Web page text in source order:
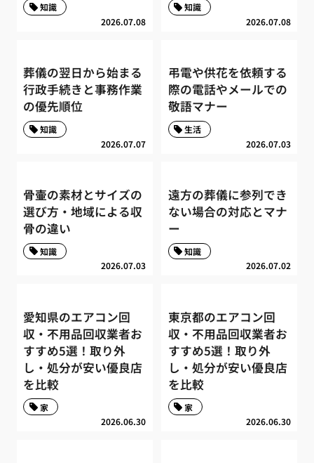
2026.07.08
知識
2026.07.08
知識
葬儀の翌日から始まる
行政手続きと事務作業
の優先順位
2026.07.07
知識
弔電や供花を依頼する
際の電話やメールでの
敬語マナー
2026.07.03
生活
骨壷の素材とサイズの
選び方・地域による収
骨の違い
2026.07.03
知識
遠方の葬儀に参列でき
ない場合の対応とマナ
ー
2026.07.02
知識
愛知県のエアコン回
収・不用品回収業者お
すすめ5選！取り外
し・処分が安い優良店
を比較
2026.06.30
家
東京都のエアコン回
収・不用品回収業者お
すすめ5選！取り外
し・処分が安い優良店
を比較
2026.06.30
家